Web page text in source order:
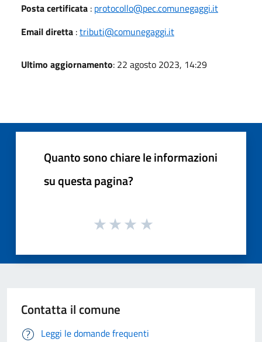
Posta certificata : protocollo@pec.comunegaggi.it
Email diretta :tributi@comunegaggi.it
Ultimo aggiornamento: 22 agosto 2023, 14:29
Quanto sono chiare le informazioni
su questa pagina?
Contatta il comune
Leggi le domande frequenti